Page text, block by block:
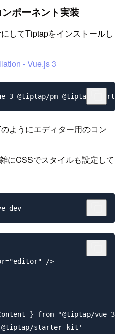
ポーネント実装
してTiptapをインストールし
- Vue.js 3
ようにエディター用のコン
にCSSでスタイルも設定して
/>
} from '@tiptap/vue-3'
starter-kit'